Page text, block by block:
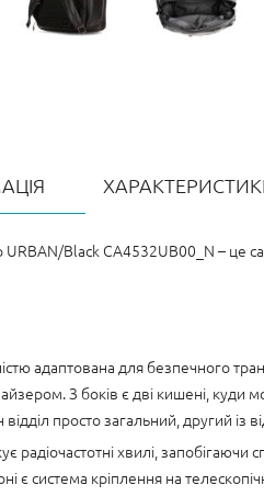
Black CA4532UB00_N – це
адаптована для безпечного
З боків є дві кишені, куди
просто загальний, другий
радіочастотні хвилі, запобігаючи
є система кріплення на